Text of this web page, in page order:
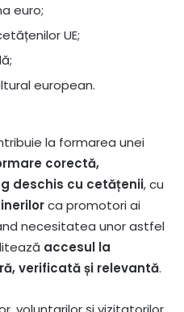
euro;
UE;
european.
la formarea unei
corectă,
deschis cu cetățenii, cu
ca promotori ai
necesitatea unor astfel
accesul la
verificată și relevantă.